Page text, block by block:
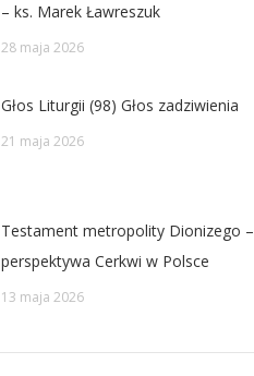
– ks. Marek Ławreszuk
28 maja 2026
Głos Liturgii (98) Głos zadziwienia
21 maja 2026
Testament metropolity Dionizego –
perspektywa Cerkwi w Polsce
13 maja 2026